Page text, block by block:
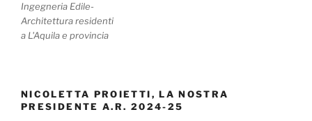
Ingegneria Edile-
Architettura residenti
a L'Aquila e provincia
NICOLETTA PROIETTI, LA NOSTRA
PRESIDENTE A.R. 2024-25